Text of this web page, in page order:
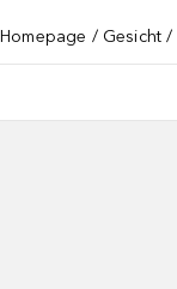
Homepage Gesicht